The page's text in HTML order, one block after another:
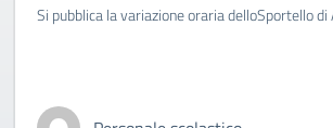
Si pubblica la variazione oraria delloSportello di